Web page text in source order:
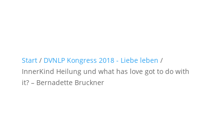
Start/ DVNLP Kongress 2018 - Liebe leben /
InnerKind Heilung und what has love got to do with
it? – Bernadette Bruckner